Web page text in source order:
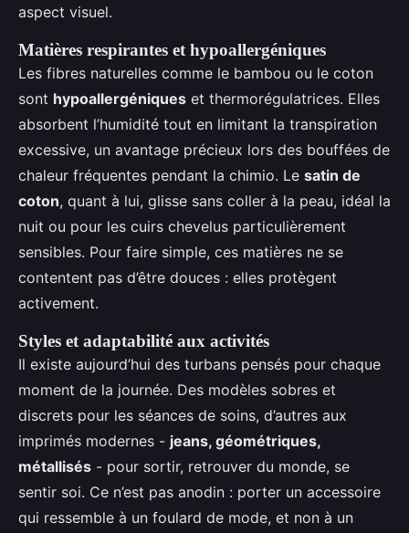
aspect visuel.
Matières respirantes et hypoallergéniques
Les fibres naturelles comme le bambou ou le coton
sont hypoallergéniques et thermorégulatrices. Elles
absorbent l’humidité tout en limitant la transpiration
excessive, un avantage précieux lors des bouffées de
chaleur fréquentes pendant la chimio. Le satin de
coton, quant à lui, glisse sans coller à la peau, idéal la
nuit ou pour les cuirs chevelus particulièrement
sensibles. Pour faire simple, ces matières ne se
contentent pas d’être douces : elles protègent
activement.
Styles et adaptabilité aux activités
Il existe aujourd’hui des turbans pensés pour chaque
moment de la journée. Des modèles sobres et
discrets pour les séances de soins, d’autres aux
imprimés modernes - jeans, géométriques,
métallisés - pour sortir, retrouver du monde, se
sentir soi. Ce n’est pas anodin : porter un accessoire
qui ressemble à un foulard de mode, et non à un